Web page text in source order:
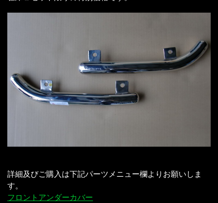
詳細及びご購入は下記パーツメニュー欄よりお願いしま
す。
フロントアンダーカバー